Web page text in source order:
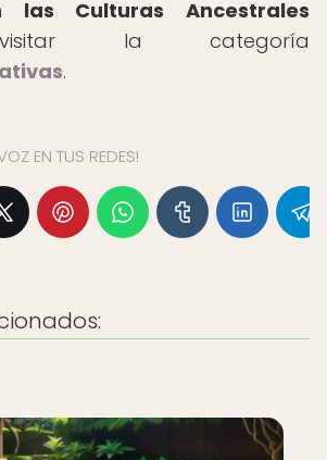
las Culturas Ancestrales
la categoría
.
EN TUS REDES!